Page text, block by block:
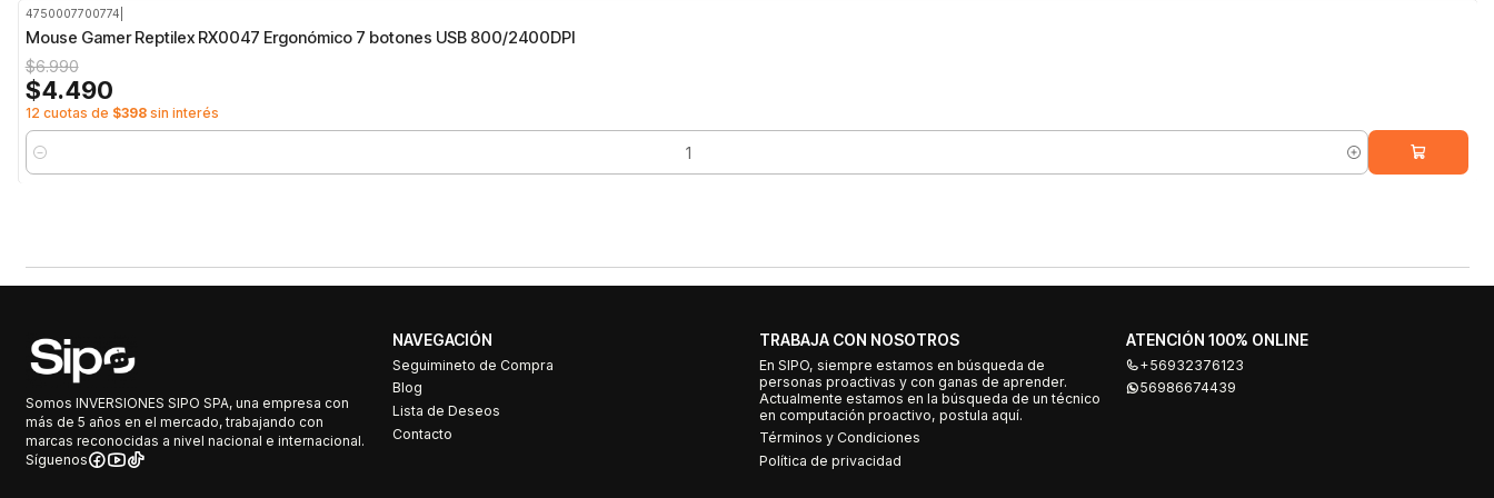
4750007700774
Mouse Gamer Reptilex RX0047 Ergonómico 7 botones USB 800/2400DPI
$6.990
$4.490
12 cuotas de $398sin interés
Cantidad
Somos INVERSIONES SIPO SPA, una empresa con
más de 5 años en el mercado, trabajando con
marcas reconocidas a nivel nacional e internacional.
Síguenos
NAVEGACIÓN
Seguimineto de Compra
Blog
Lista de Deseos
Contacto
TRABAJA CON NOSOTROS
En SIPO, siempre estamos en búsqueda de
personas proactivas y con ganas de aprender.
Actualmente estamos en la búsqueda de un técnico
en computación proactivo, postula aquí.
Términos y Condiciones
Política de privacidad
ATENCIÓN 100% ONLINE
+56932376123
56986674439